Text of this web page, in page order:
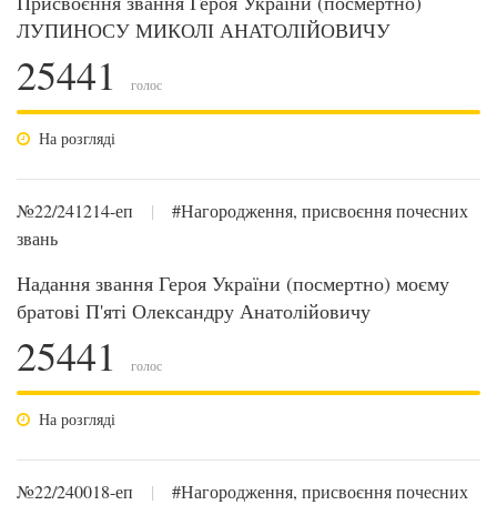
ЛУПИНОСУ МИКОЛІ АНАТОЛІЙОВИЧУ
25441 голос
На розгляді
№22/241214-еп |
#Нагородження, присвоєння почесних
звань
Надання звання Героя України (посмертно) моєму
братові П'яті Олександру Анатолійовичу
25441 голос
На розгляді
№22/240018-еп |
#Нагородження, присвоєння почесних